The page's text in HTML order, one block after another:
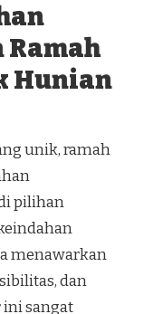
Ramah
Hunian
unik, ramah
pilihan
menawarkan
dan
ini sangat